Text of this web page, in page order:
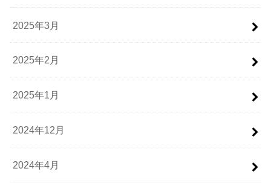
2025年3月
2025年2月
2025年1月
2024年12月
2024年4月